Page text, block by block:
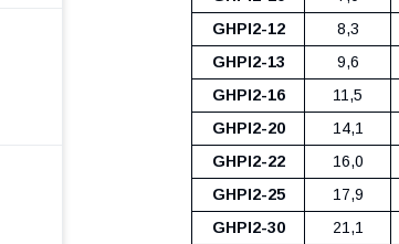
GHPI2-12
8,3
GHPI2-13
9,6
GHPI2-16
11,5
GHPI2-20
14,1
GHPI2-22
16,0
GHPI2-25
17,9
GHPI2-30
21,1